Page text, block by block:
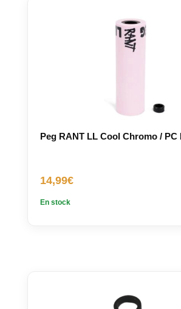
Peg RANT LL Cool Chromo / PC
14,99€
En stock